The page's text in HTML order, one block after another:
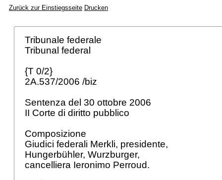
Zurück zur Einstiegsseite Drucken
Tribunale federale
Tribunal federal
{T 0/2}
2A.537/2006 /biz
Sentenza del 30 ottobre 2006
II Corte di diritto pubblico
Composizione
Giudici federali Merkli, presidente,
Hungerbühler, Wurzburger,
cancelliera Ieronimo Perroud.